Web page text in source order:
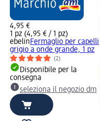
4,95 €
1 pz (4,95 € / 1 pz)
ebelinFermaglio per capelli
grigio a onde grande, 1 pz
(2)
Disponibile per la
consegna
seleziona il negozio dm